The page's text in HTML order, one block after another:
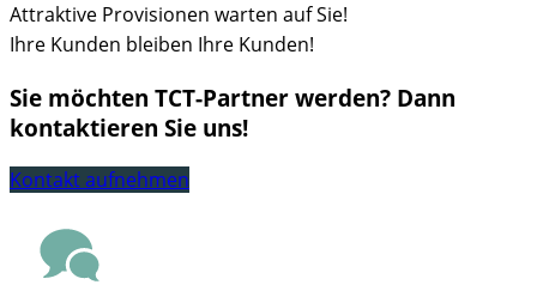
Attraktive Provisionen warten auf Sie!
Ihre Kunden bleiben Ihre Kunden!
Sie möchten TCT-Partner werden? Dann
kontaktieren Sie uns!
Kontakt aufnehmen